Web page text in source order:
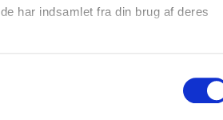
har indsamlet fra din brug af deres